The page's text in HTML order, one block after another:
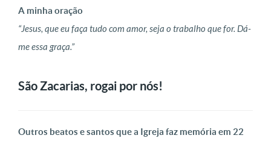
A minha oração
“Jesus, que eu faça tudo com amor, seja o trabalho que for. Dá-
me essa graça.”
São Zacarias, rogai por nós!
Outros beatos e santos que a Igreja faz memória em 22